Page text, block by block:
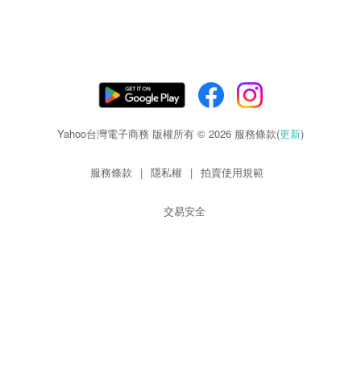
Yahoo台灣電子商務 版權所有 © 2026 服務條款(更新)
服務條款 | 隱私權 | 拍賣使用規範
交易安全